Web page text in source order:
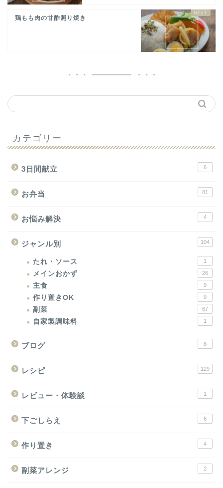
鶏もも肉の甘酢照り焼き
カテゴリー
3日間献立 6
お弁当 81
お悩み解決 4
ジャンル別 104
たれ・ソース 1
メインおかず 26
主食 9
作り置きOK 9
副菜 67
自家製調味料 1
ブログ 8
レシピ 129
レビュー・体験談 1
下ごしらえ 6
作り置き 4
副菜アレンジ 2